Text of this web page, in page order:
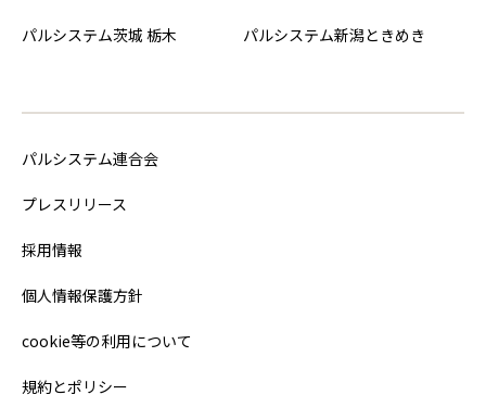
パルシステム茨城 栃木 パルシステム新潟ときめき
パルシステム連合会
プレスリリース
採用情報
個人情報保護方針
cookie等の利用について
規約とポリシー